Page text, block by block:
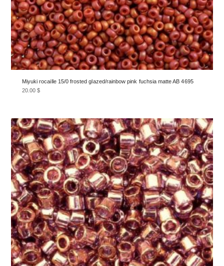
Miyuki rocaille 15/0 frosted glazed/rainbow pink fuchsia matte AB 4695
20.00$